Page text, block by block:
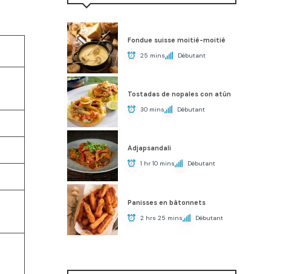
Fondue suisse moitié-moitié
25 mins Débutant
Tostadas de nopales con atún
30 mins Débutant
Adjapsandali
1 hr 10 mins Débutant
Panisses en bâtonnets
2 hrs 25 mins Débutant